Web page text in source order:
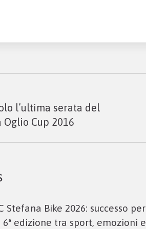
l’ultima serata del
Cup 2016
Stefana Bike 2026: successo per
6ª edizione tra sport, emozioni e